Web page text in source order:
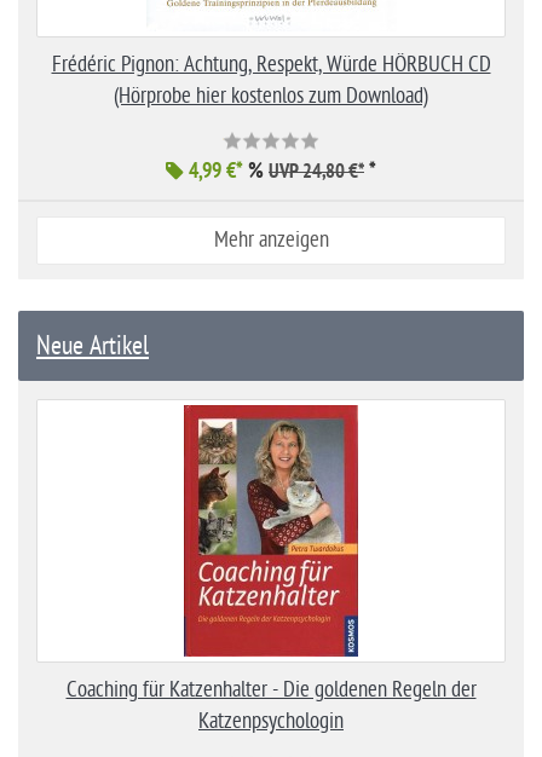
Frédéric Pignon: Achtung, Respekt, Würde HÖRBUCH CD
(Hörprobe hier kostenlos zum Download)
4,99 €*% UVP 24,80 €* *
Mehr anzeigen
Neue Artikel
Coaching für Katzenhalter - Die goldenen Regeln der
Katzenpsychologin